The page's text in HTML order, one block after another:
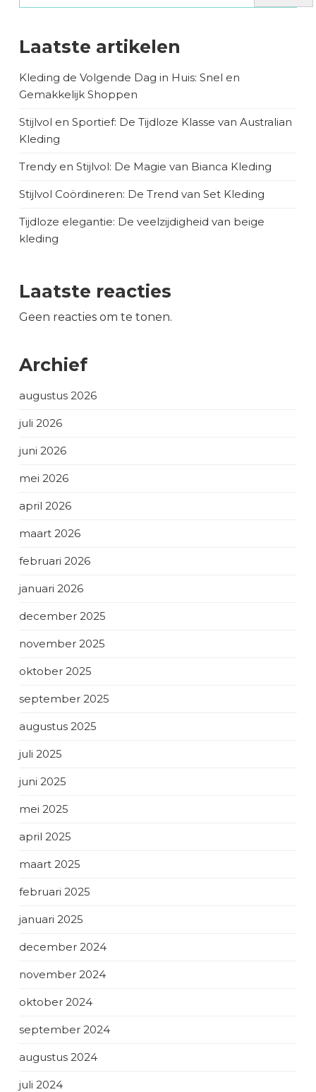
Laatste artikelen
Kleding de Volgende Dag in Huis: Snel en
Gemakkelijk Shoppen
Stijlvol en Sportief: De Tijdloze Klasse van Australian
Kleding
Trendy en Stijlvol: De Magie van Bianca Kleding
Stijlvol Coördineren: De Trend van Set Kleding
Tijdloze elegantie: De veelzijdigheid van beige
kleding
Laatste reacties
Geen reacties om te tonen.
Archief
augustus 2026
juli 2026
juni 2026
mei 2026
april 2026
maart 2026
februari 2026
januari 2026
december 2025
november 2025
oktober 2025
september 2025
augustus 2025
juli 2025
juni 2025
mei 2025
april 2025
maart 2025
februari 2025
januari 2025
december 2024
november 2024
oktober 2024
september 2024
augustus 2024
juli 2024